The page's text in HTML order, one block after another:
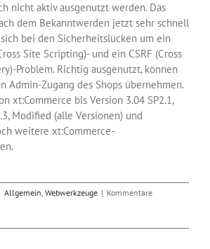
nicht aktiv ausgenutzt werden. Das
dem Bekanntwerden jetzt sehr schnell
bei den Sicherheitslücken um ein
Site Scripting)- und ein CSRF (Cross
Problem. Richtig ausgenutzt, können
Admin-Zugang des Shops übernehmen.
xt:Commerce bis Version 3.04 SP2.1,
Modified (alle Versionen) und
weitere xt:Commerce-
Allgemein, Webwerkzeuge | Kommentare